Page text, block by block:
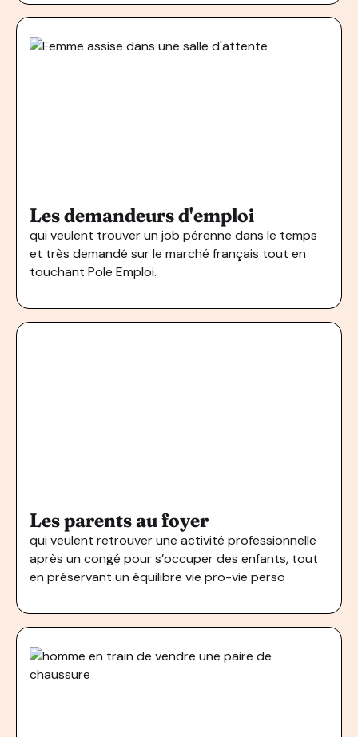
Les demandeurs d'emploi
qui veulent trouver un job pérenne dans le temps
et très demandé sur le marché français tout en
touchant Pole Emploi.
Les parents au foyer
qui veulent retrouver une activité professionnelle
après un congé pour s’occuper des enfants, tout
en préservant un équilibre vie pro-vie perso